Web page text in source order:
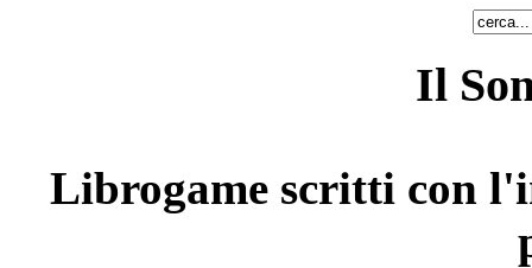
Il
Librogame scritti con